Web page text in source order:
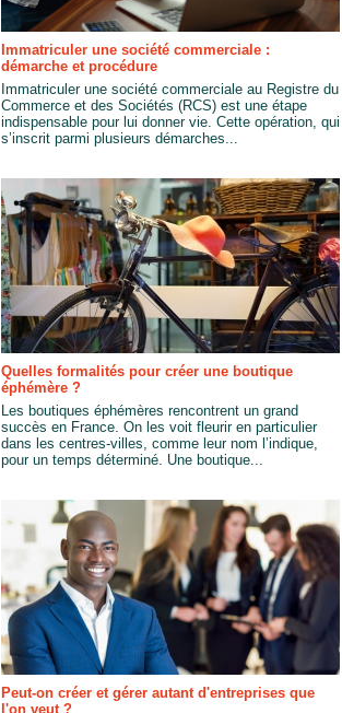
Immatriculer une société commerciale :
démarche et procédure
Immatriculer une société commerciale au Registre du
Commerce et des Sociétés (RCS) est une étape
indispensable pour lui donner vie. Cette opération, qui
s’inscrit parmi plusieurs démarches...
Quelles formalités pour créer une boutique
éphémère ?
Les boutiques éphémères rencontrent un grand
succès en France. On les voit fleurir en particulier
dans les centres-villes, comme leur nom l’indique,
pour un temps déterminé. Une boutique...
Peut-on créer et gérer autant d'entreprises que
l'on veut ?